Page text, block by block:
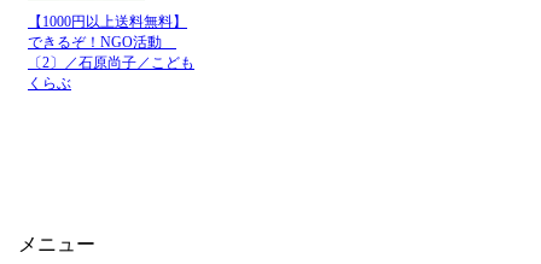
【1000円以上送料無料】
できるぞ！NGO活動
〔2〕／石原尚子／こども
くらぶ
メニュー